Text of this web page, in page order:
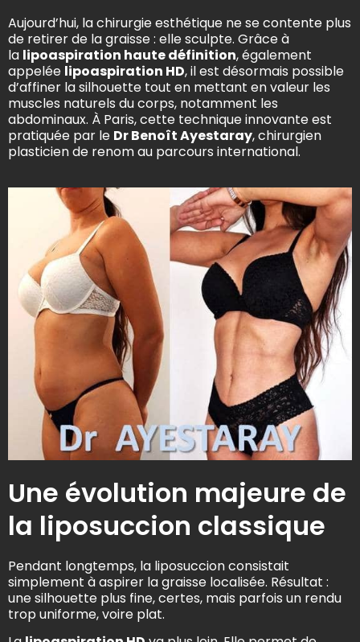
Aujourd’hui, la chirurgie esthétique ne se contente plus
de retirer de la graisse : elle sculpte. Grâce à
la lipoaspiration haute définition, également
appelée lipoaspiration HD, il est désormais possible
d’affiner la silhouette tout en mettant en valeur les
muscles naturels du corps, notamment les
abdominaux. À Paris, cette technique innovante est
pratiquée par le Dr Benoît Ayestaray, chirurgien
plasticien de renom au parcours international.
Une évolution majeure de
la liposuccion classique
Pendant longtemps, la liposuccion consistait
simplement à aspirer la graisse localisée. Résultat :
une silhouette plus fine, certes, mais parfois un rendu
trop uniforme, voire plat.